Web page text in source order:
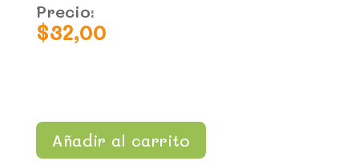
Precio:
$32,00
Añadir al carrito